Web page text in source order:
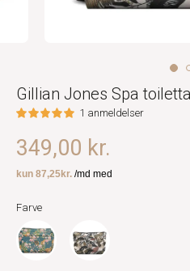
Gillian Jones Spa
1 anmeldelser
349,00 kr.
Farve